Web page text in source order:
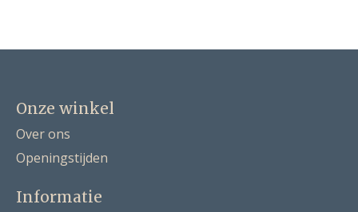
Onze winkel
Over ons
Openingstijden
Informatie